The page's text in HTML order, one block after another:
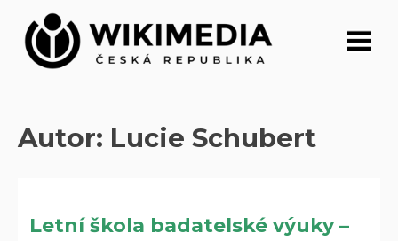
Přeskočit
obsah
Autor: Lucie Schubert
Letní škola badatelské výuky –